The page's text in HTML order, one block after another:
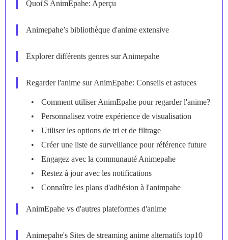
Quoi'S AnimEpahe: Aperçu
Animepahe’s bibliothèque d'anime extensive
Explorer différents genres sur Animepahe
Regarder l'anime sur AnimEpahe: Conseils et astuces
Comment utiliser AnimEpahe pour regarder l'anime?
Personnalisez votre expérience de visualisation
Utiliser les options de tri et de filtrage
Créer une liste de surveillance pour référence future
Engagez avec la communauté Animepahe
Restez à jour avec les notifications
Connaître les plans d'adhésion à l'animpahe
AnimEpahe vs d'autres plateformes d'anime
Animepahe's Sites de streaming anime alternatifs top10